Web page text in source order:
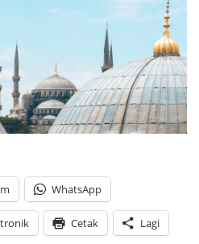
WhatsApp
Cetak Lagi